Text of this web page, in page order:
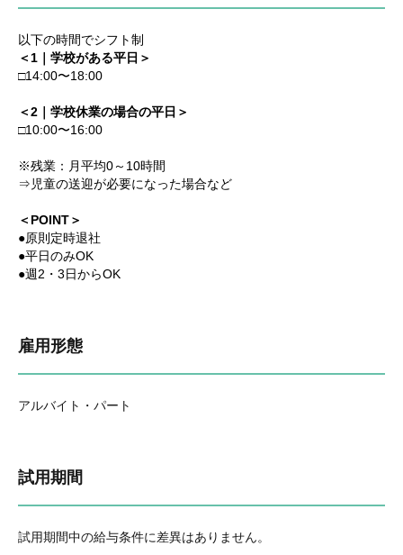
以下の時間でシフト制
＜1｜学校がある平日＞
□14:00〜18:00
＜2｜学校休業の場合の平日＞
□10:00〜16:00
※残業：月平均0～10時間
⇒児童の送迎が必要になった場合など
＜POINT＞
●原則定時退社
●平日のみOK
●週2・3日からOK
雇用形態
アルバイト・パート
試用期間
試用期間中の給与条件に差異はありません。